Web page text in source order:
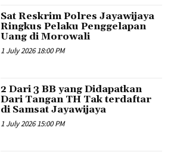
Sat Reskrim Polres Jayawijaya
Ringkus Pelaku Penggelapan
Uang di Morowali
1 July 2026 18:00 PM
2 Dari 3 BB yang Didapatkan
Dari Tangan TH Tak terdaftar
di Samsat Jayawijaya
1 July 2026 15:00 PM